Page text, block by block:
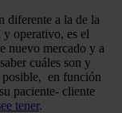
diferente a la de la
operativo, es el
nuevo mercado y a
cuáles son y
posible, en función
paciente- cliente
tener.